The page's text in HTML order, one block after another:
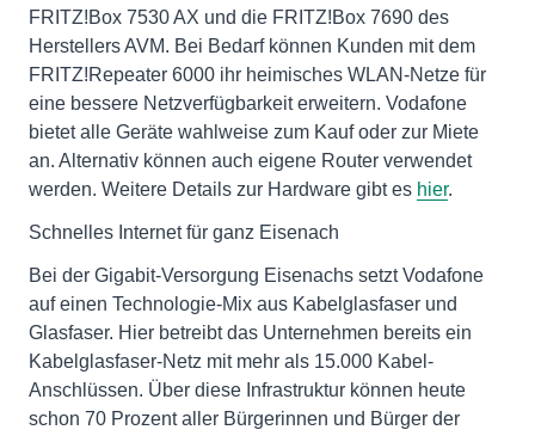
FRITZ!Box 7530 AX und die FRITZ!Box 7690 des
Herstellers AVM. Bei Bedarf können Kunden mit dem
FRITZ!Repeater 6000 ihr heimisches WLAN-Netze für
eine bessere Netzverfügbarkeit erweitern. Vodafone
bietet alle Geräte wahlweise zum Kauf oder zur Miete
an. Alternativ können auch eigene Router verwendet
werden. Weitere Details zur Hardware gibt es hier.
Schnelles Internet für ganz Eisenach
Bei der Gigabit-Versorgung Eisenachs setzt Vodafone
auf einen Technologie-Mix aus Kabelglasfaser und
Glasfaser. Hier betreibt das Unternehmen bereits ein
Kabelglasfaser-Netz mit mehr als 15.000 Kabel-
Anschlüssen. Über diese Infrastruktur können heute
schon 70 Prozent aller Bürgerinnen und Bürger der